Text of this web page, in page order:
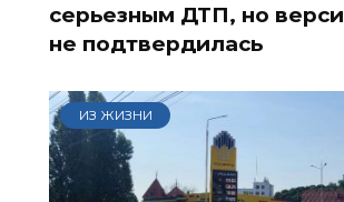
серьезным ДТП, но
не подтвердилась
ИЗ ЖИЗНИ